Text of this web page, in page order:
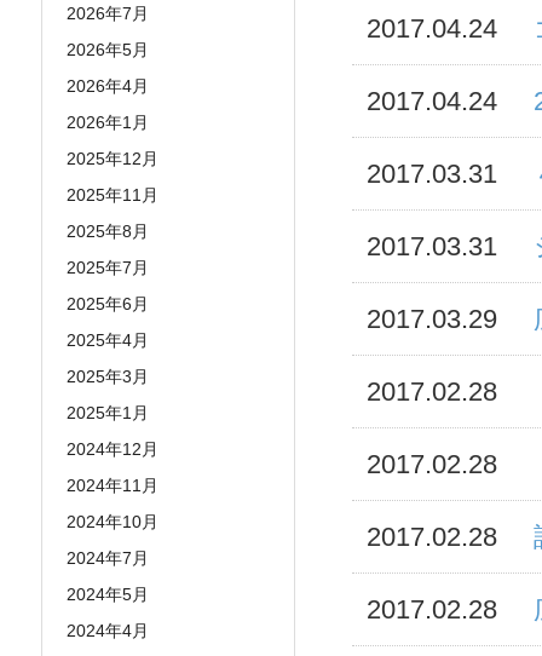
2017.04.24
2017.04.24
2017.03.31
2017.03.31
2017.03.29
2017.02.28
2017.02.28
2017.02.28
2017.02.28
2026年7月
2026年5月
2026年4月
2026年1月
2025年12月
2025年11月
2025年8月
2025年7月
2025年6月
2025年4月
2025年3月
2025年1月
2024年12月
2024年11月
2024年10月
2024年7月
2024年5月
2024年4月